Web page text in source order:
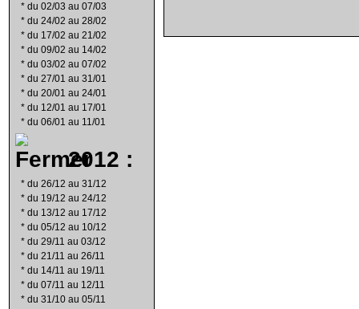
* du 02/03 au 07/03
* du 24/02 au 28/02
* du 17/02 au 21/02
* du 09/02 au 14/02
* du 03/02 au 07/02
* du 27/01 au 31/01
* du 20/01 au 24/01
* du 12/01 au 17/01
* du 06/01 au 11/01
2012 :
* du 26/12 au 31/12
* du 19/12 au 24/12
* du 13/12 au 17/12
* du 05/12 au 10/12
* du 29/11 au 03/12
* du 21/11 au 26/11
* du 14/11 au 19/11
* du 07/11 au 12/11
* du 31/10 au 05/11